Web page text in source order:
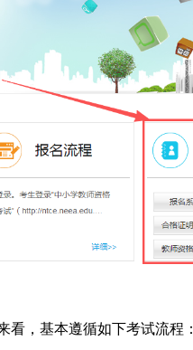
看，基本遵循如下考试流程：